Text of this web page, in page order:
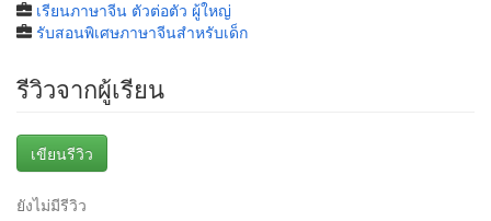
เรียนภาษาจีน ตัวต่อตัว ผู้ใหญ่
รับสอนพิเศษภาษาจีนสำหรับเด็ก
รีวิวจากผู้เรียน
เขียนรีวิว
ยังไม่มีรีวิว